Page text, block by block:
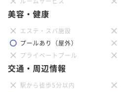
美容・健康
エステ・スパ施設
プールあり（屋外）
プライベートプール
交通・周辺情報
駅から徒歩5分以内